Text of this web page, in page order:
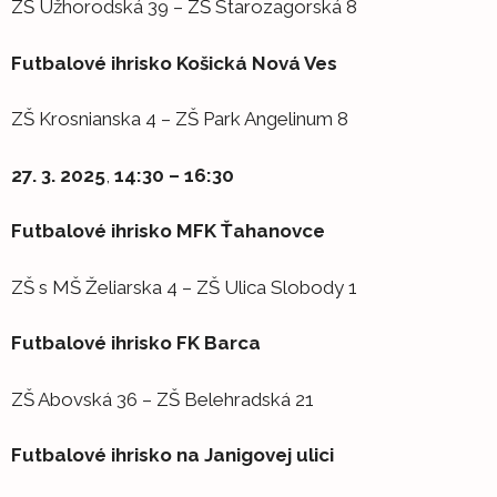
ZŠ Užhorodská 39 – ZŠ Starozagorská 8
Futbalové ihrisko Košická Nová Ves
ZŠ Krosnianska 4 – ZŠ Park Angelinum 8
27. 3. 2025 14:30 – 16:30
Futbalové ihrisko MFK Ťahanovce
ZŠ s MŠ Želiarska 4 – ZŠ Ulica Slobody 1
Futbalové ihrisko FK Barca
ZŠ Abovská 36 – ZŠ Belehradská 21
Futbalové ihrisko na Janigovej ulici